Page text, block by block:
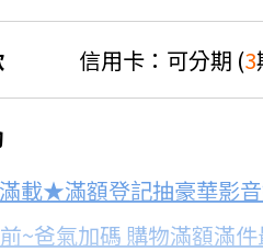
信用卡：可分期 (3
期數、適用利率，請以
期
數
每期金額
載★滿額登記抽豪華影
~爸氣加碼 購物滿額滿